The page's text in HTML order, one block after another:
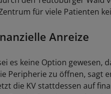
für viele Patienten
Anreize
es keine Option
Peripherie zu öffnen, sagt
die KV stattdessen auf